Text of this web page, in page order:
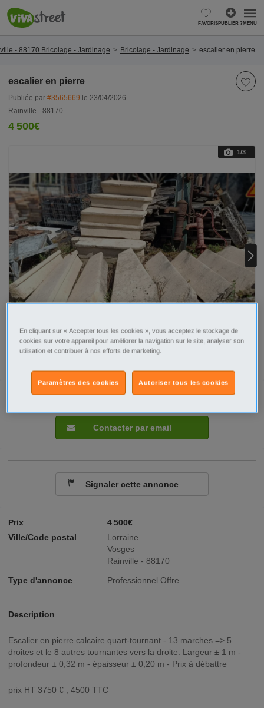
FAVORISPUBLIER ?MENU
- 88170 Bricolage - Jardinage Bricolage - Jardinage escalier en pierre
escalier en pierre
Publiée par #3565669 le 23/04/2026
Rainville - 88170
4 500€
1/3
Prix
4 500€
Ville/Code postal
Lorraine
Vosges
Rainville - 88170
Type d'annonce Professionnel Offre
Description
Escalier en pierre calcaire quart-tournant - 13 marches => 5
droites et le 8 autres tournantes vers la droite. Largeur ± 1 m -
profondeur ± 0,32 m - épaisseur ± 0,20 m - Prix à débattre
prix HT 3750 € , 4500 TTC
Tel Sms
Contacter par email
Signaler cette annonce
En cliquant sur « Accepter tous les cookies », vous acceptez le stockage de
cookies sur votre appareil pour améliorer la navigation sur le site, analyser son
utilisation et contribuer à nos efforts de marketing.
Autoriser tous les cookies
Paramètres des cookies